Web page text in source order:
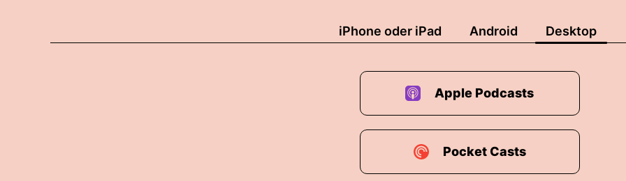
iPhone oder iPad Android Desktop
Apple Podcasts
Pocket Casts